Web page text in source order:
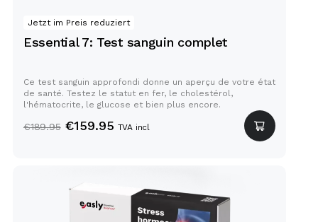
Jetzt im Preis reduziert
Essential 7: Test sanguin complet
Ce test sanguin approfondi donne un aperçu de votre état
de santé. Testez le statut en fer, le cholestérol,
l'hématocrite, le glucose et bien plus encore.
€189.95 €159.95 TVA incl
Test de cortisol à domicile